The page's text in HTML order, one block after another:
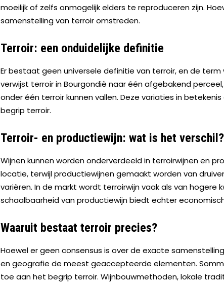
moeilijk of zelfs onmogelijk elders te reproduceren zijn.
samenstelling van terroir omstreden.
Terroir: een onduidelijke definitie
Er bestaat geen universele definitie van terroir, en de term
verwijst terroir in Bourgondië naar één afgebakend
onder één terroir kunnen vallen. Deze variaties in
begrip terroir.
Terroir- en productiewijn: wat is het verschil?
Wijnen kunnen worden onderverdeeld in terroirwijnen en
locatie, terwijl productiewijnen gemaakt worden van
variëren. In de markt wordt terroirwijn vaak als van
schaalbaarheid van productiewijn biedt echter
Waaruit bestaat terroir precies?
Hoewel er geen consensus is over de exacte
en geografie de meest geaccepteerde elementen.
toe aan het begrip terroir. Wijnbouwmethoden, lokale